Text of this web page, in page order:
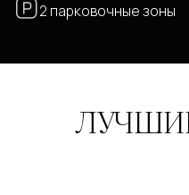
2 парковочные зоны